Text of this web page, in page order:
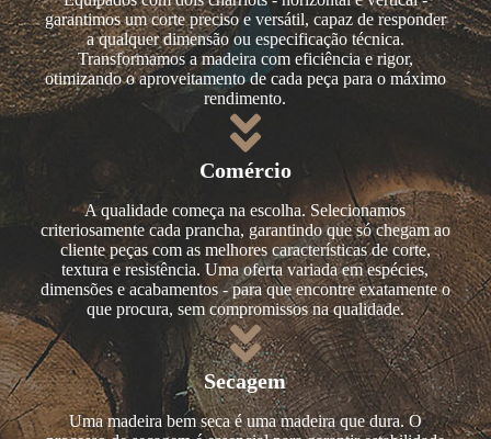
garantimos um corte preciso e versátil, capaz de responder
a qualquer dimensão ou especificação técnica.
Transformamos a madeira com eficiência e rigor,
otimizando o aproveitamento de cada peça para o máximo
rendimento.
Comércio
A qualidade começa na escolha. Selecionamos
criteriosamente cada prancha, garantindo que só chegam ao
cliente peças com as melhores características de corte,
textura e resistência. Uma oferta variada em espécies,
dimensões e acabamentos - para que encontre exatamente o
que procura, sem compromissos na qualidade.
Secagem
Uma madeira bem seca é uma madeira que dura. O